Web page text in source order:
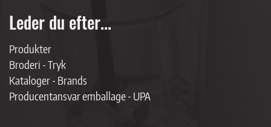
Leder du efter...
Produkter
Broderi - Tryk
Kataloger - Brands
Producentansvar emballage - UPA